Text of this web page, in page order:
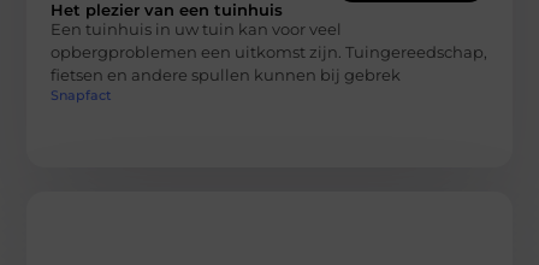
Het plezier van een tuinhuis
Een tuinhuis in uw tuin kan voor veel
opbergproblemen een uitkomst zijn. Tuingereedschap,
fietsen en andere spullen kunnen bij gebrek
Snapfact